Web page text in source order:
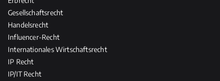
Gesellschaftsrecht
Handelsrecht
Influencer-Recht
Internationales Wirtschaftsrecht
IP Recht
IP/IT Recht